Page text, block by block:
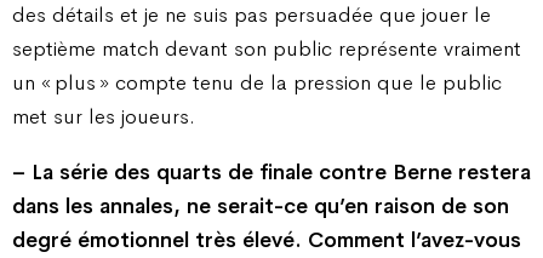
des détails et je ne suis pas persuadée que jouer le
septième match devant son public représente vraiment
un « plus » compte tenu de la pression que le public
met sur les joueurs.
– La série des quarts de finale contre Berne restera
dans les annales, ne serait-ce qu’en raison de son
degré émotionnel très élevé. Comment l’avez-vous